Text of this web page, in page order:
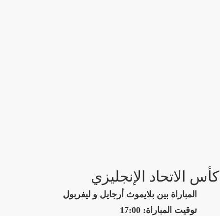
كأس الاتحاد الإنجليزي
المباراة بين بلايموث أرجايل و ليفربول
توقيت المباراة: 17:00